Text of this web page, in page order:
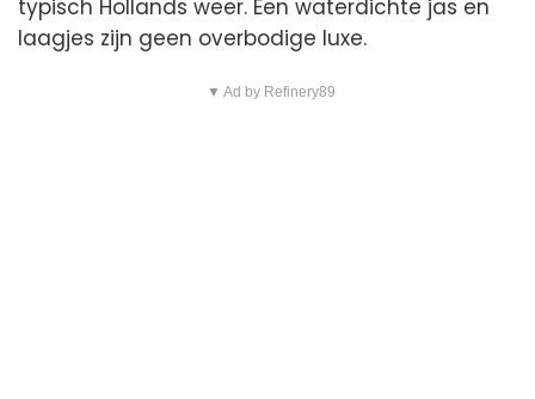
typisch Hollands weer. Een waterdichte jas en
laagjes zijn geen overbodige luxe.
▼ Ad by Refinery89